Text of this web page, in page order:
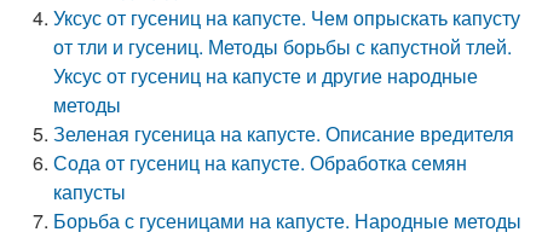
Уксус от гусениц на капусте. Чем опрыскать капусту
от тли и гусениц. Методы борьбы с капустной тлей.
Уксус от гусениц на капусте и другие народные
методы
Зеленая гусеница на капусте. Описание вредителя
Сода от гусениц на капусте. Обработка семян
капусты
Борьба с гусеницами на капусте. Народные методы